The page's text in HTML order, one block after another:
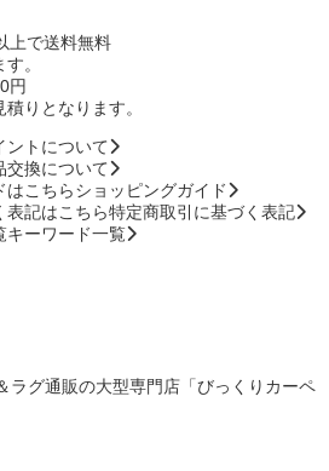
上で送料無料
。
円
りとなります。
ントについて
交換について
ショッピングガイド
特定商取引に基づく表記
キーワード一覧
ラグ通販の大型専門店「びっくりカーペ